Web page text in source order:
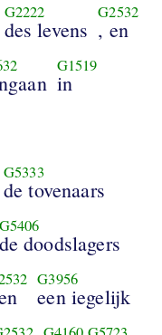
G2222
des levens
G2532
, en
G1519
in
G5333
de tovenaars
G5406
de doodslagers
G3956
een iegelijk